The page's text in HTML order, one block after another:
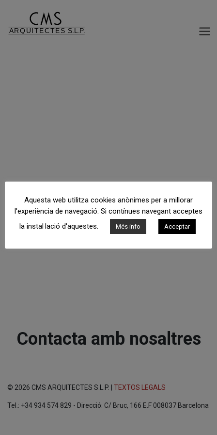
Contacta amb nosaltres
© 2026 CMS ARQUITECTES S.L.P. | TEXTOS LEGALS
Tel.: +34 934 574 829 - Direcció: C/ Bruc, 166 E.F 008037 Barcelona
Aquesta web utilitza cookies anònimes per a millorar
l'experiència de navegació. Si contínues navegant acceptes
la instal·lació d'aquestes.
Més info Acceptar